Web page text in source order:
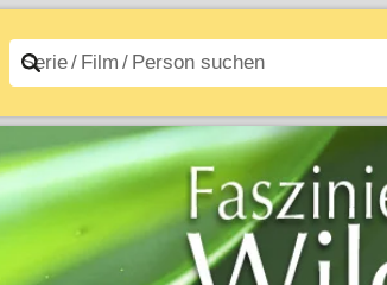
Filme A–Z